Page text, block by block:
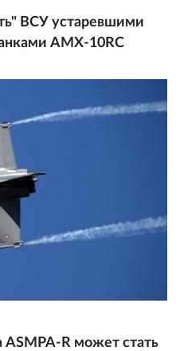
ВСУ устаревшими
AMX-10RC
ASMPA-R может стать